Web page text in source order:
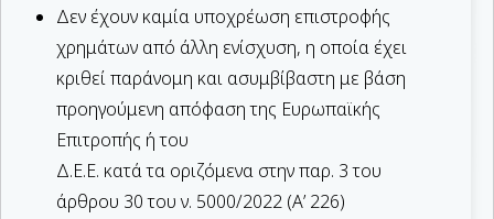
Δεν έχουν καμία υποχρέωση επιστροφής
χρημάτων από άλλη ενίσχυση, η οποία έχει
κριθεί παράνομη και ασυμβίβαστη με βάση
προηγούμενη απόφαση της Ευρωπαϊκής
Επιτροπής ή του
Δ.Ε.Ε. κατά τα οριζόμενα στην παρ. 3 του
άρθρου 30 του ν. 5000/2022 (Α’ 226)